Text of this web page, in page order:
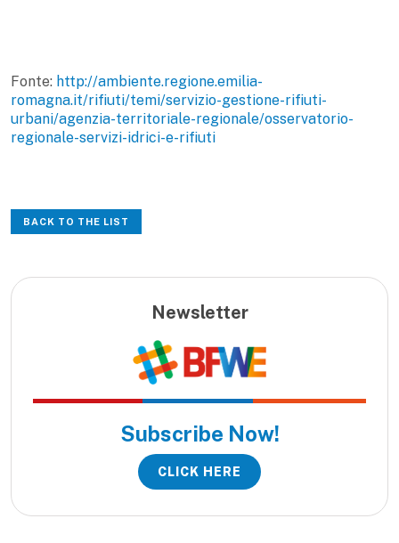
Fonte: http://ambiente.regione.emilia-
romagna.it/rifiuti/temi/servizio-gestione-rifiuti-
urbani/agenzia-territoriale-regionale/osservatorio-
regionale-servizi-idrici-e-rifiuti
BACK TO THE LIST
Newsletter
Subscribe Now!
CLICK HERE